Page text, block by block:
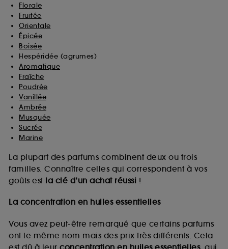
Florale
Fruitée
Orientale
Épicée
Boisée
Hespéridée (agrumes)
Aromatique
Fraîche
Poudrée
Vanillée
Ambrée
Musquée
Sucrée
Marine
La plupart des parfums combinent deux ou trois
familles. Connaître celles qui correspondent à vos
goûts est la clé d’un achat réussi !
La concentration en huiles essentielles
Vous avez peut-être remarqué que certains parfums
ont le même nom mais des prix très différents. Cela